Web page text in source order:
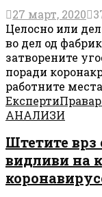
27 март, 2020
Целосно или
во дел од
затворените
поради
работните
ЕкспертиПрава
АНАЛИЗИ
Штетите врз
видливи на